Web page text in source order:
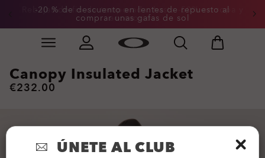
Skip to
Rebajas de fin de temporada: hasta -50% en ropa y
accesorios
-20 % de descuento en lentes de repuesto al
comprar unas gafas de sol
Slide 3 of 3. -20 % de descuento en lentes de
Canopy Insulated Jacket
€232.00
ÚNETE AL CLUB